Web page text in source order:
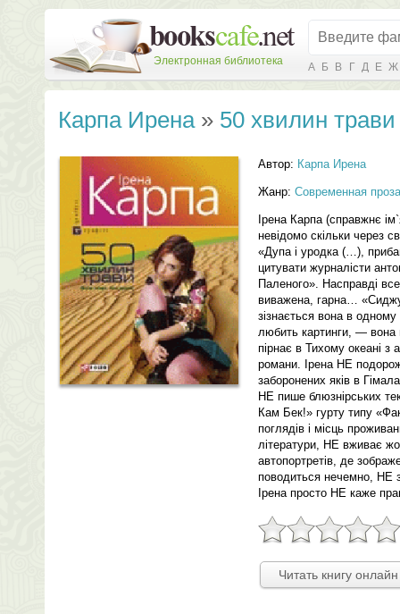
Электронная библиотека А Б В Г Д Е Ж
Карпа Ирена» 50 хвилин трави
Автор: Карпа Ирена
Жанр: Современная проза
Ірена Карпа (справжнє
невідомо скільки через
«Дупа і уродка (…),
цитувати журналісти
Паленого». Насправді
виважена, гарна…
зізнається вона в
любить картинги, — вона
пірнає в Тихому океані
романи. Ірена НЕ
заборонених яків в
НЕ пише блюзнірських
Кам Бек!» гурту типу
поглядів і місць
літератури, НЕ вживає
автопортретів, де
поводиться нечемно, НЕ
Ірена просто НЕ каже
Читать книгу